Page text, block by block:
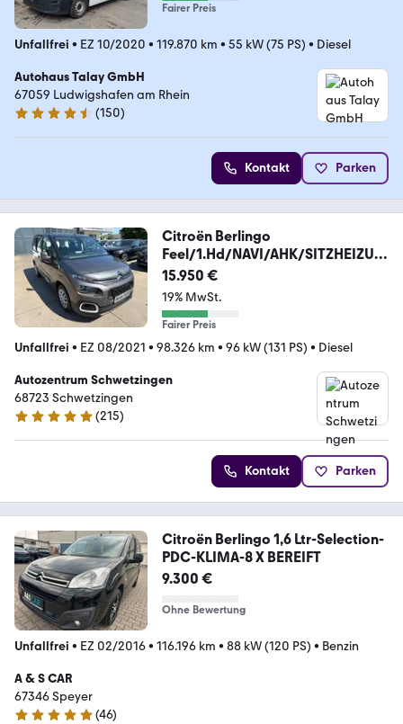
Fairer Preis
Unfallfrei • EZ 10/2020 • 119.870 km • 55 kW (75 PS) • Diesel
Autohaus Talay GmbH
67059 Ludwigshafen am Rhein
4.6 Sterne
(150)
Kontakt Parken
Citroën Berlingo
Feel/1.Hd/NAVI/AHK/SITZHEIZUN
G/TEMPOMAT
15.950 €
19% MwSt.
Fairer Preis
Unfallfrei • EZ 08/2021 • 98.326 km • 96 kW (131 PS) • Diesel
Autozentrum Schwetzingen
68723 Schwetzingen
4.8 Sterne
(215)
Kontakt Parken
Citroën Berlingo 1,6 Ltr-Selection-
PDC-KLIMA-8 X BEREIFT
9.300 €
Ohne Bewertung
Unfallfrei • EZ 02/2016• 116.196 km • 88 kW (120 PS) • Benzin
A & S CAR
67346 Speyer
(46)